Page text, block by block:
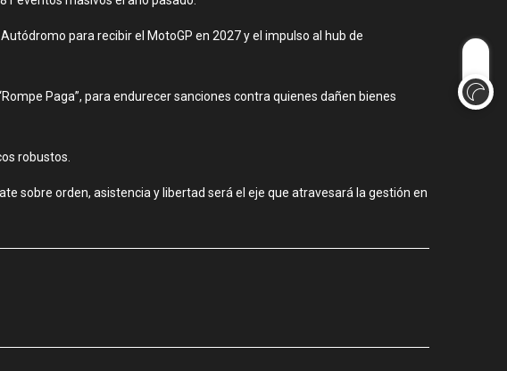
para recibir el MotoGP en 2027 y el impulso al hub de
Paga”, para endurecer sanciones contra quienes dañen bienes
robustos.
sobre orden, asistencia y libertad será el eje que atravesará la gestión en